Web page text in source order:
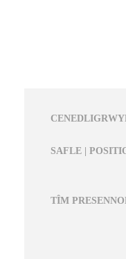
SAFLE |
TÎM